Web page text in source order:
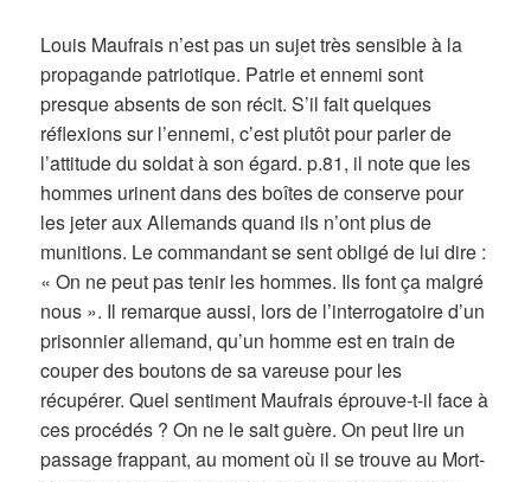
Louis Maufrais n’est pas un sujet très sensible à la
propagande patriotique. Patrie et ennemi sont
presque absents de son récit. S’il fait quelques
réflexions sur l’ennemi, c’est plutôt pour parler de
l’attitude du soldat à son égard. p.81, il note que les
hommes urinent dans des boîtes de conserve pour
les jeter aux Allemands quand ils n’ont plus de
munitions. Le commandant se sent obligé de lui dire :
« On ne peut pas tenir les hommes. Ils font ça malgré
nous ». Il remarque aussi, lors de l’interrogatoire d’un
prisonnier allemand, qu’un homme est en train de
couper des boutons de sa vareuse pour les
récupérer. Quel sentiment Maufrais éprouve-t-il face à
ces procédés ? On ne le sait guère. On peut lire un
passage frappant, au moment où il se trouve au Mort-